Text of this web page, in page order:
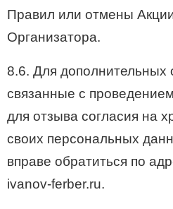
Правил или отмены
Организатора.
8.6. Для дополнительных
связанные с
для отзыва согласия на
своих персональных
вправе обратиться по
ivanov-ferber.ru.